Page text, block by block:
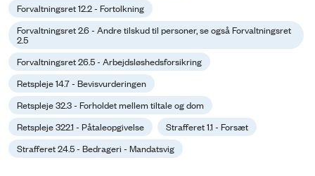
Forvaltningsret 12.2 - Fortolkning
Forvaltningsret 2.6 - Andre tilskud til personer, se også Forvaltningsret
2.5
Forvaltningsret 26.5 - Arbejdsløshedsforsikring
Retspleje 14.7 - Bevisvurderingen
Retspleje 32.3 - Forholdet mellem tiltale og dom
Retspleje 322.1 - Påtaleopgivelse
Strafferet 1.1 - Forsæt
Strafferet 24.5 - Bedrageri - Mandatsvig